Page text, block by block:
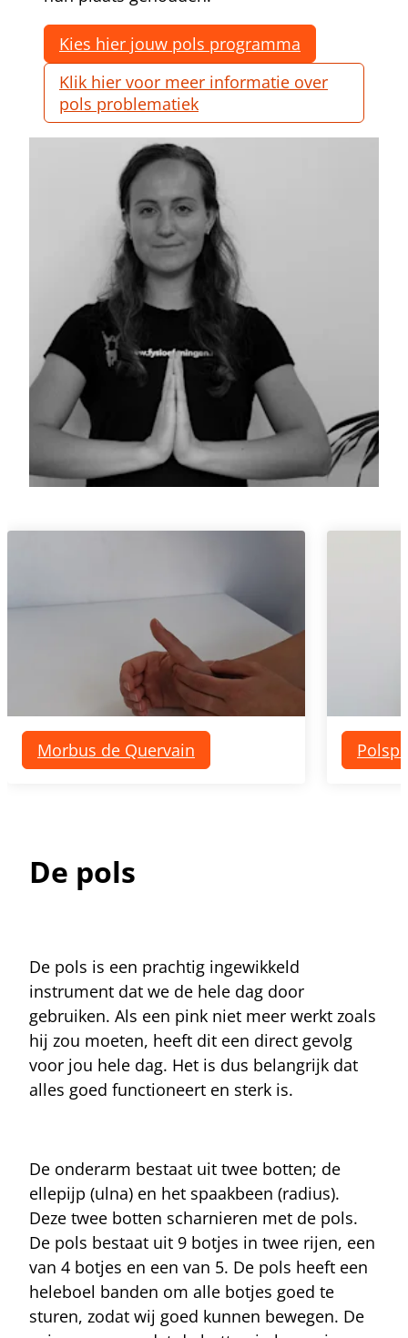
Kies hier jouw pols programma
Klik hier voor meer informatie over
pols problematiek
Morbus de Quervain
De pols
De pols is een prachtig ingewikkeld
instrument dat we de hele dag door
gebruiken. Als een pink niet meer werkt zoals
hij zou moeten, heeft dit een direct gevolg
voor jou hele dag. Het is dus belangrijk dat
alles goed functioneert en sterk is.
De onderarm bestaat uit twee botten; de
ellepijp (ulna) en het spaakbeen (radius).
Deze twee botten scharnieren met de pols.
De pols bestaat uit 9 botjes in twee rijen, een
van 4 botjes en een van 5. De pols heeft een
heleboel banden om alle botjes goed te
sturen, zodat wij goed kunnen bewegen. De